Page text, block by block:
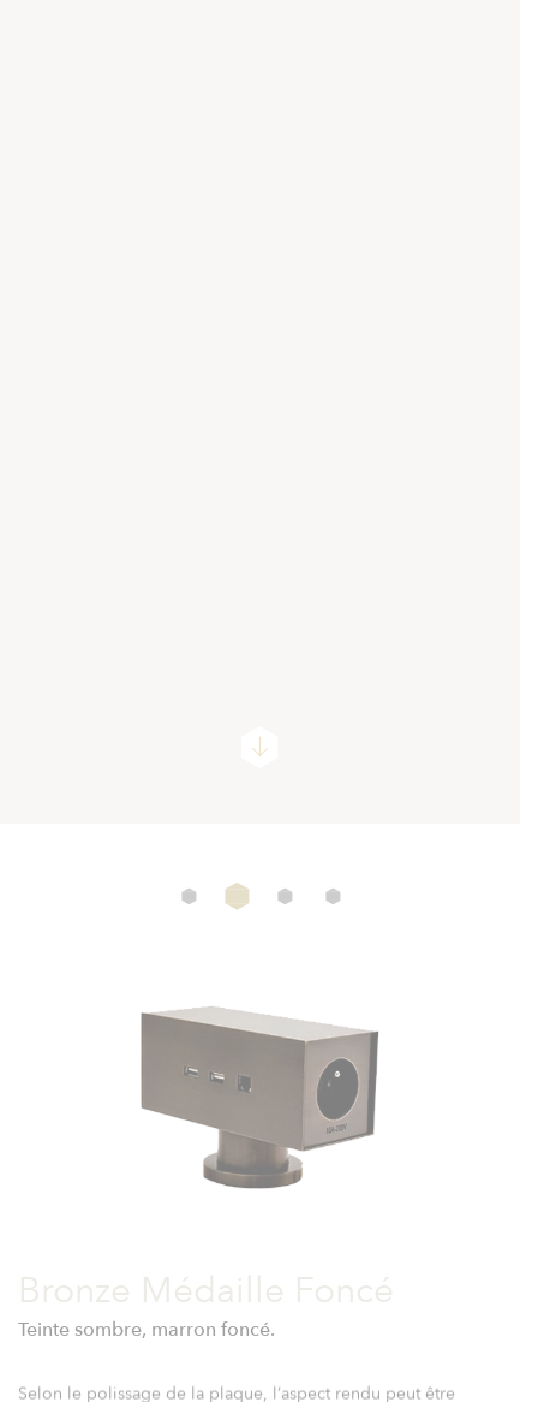
Bronze Médaille Foncé
Teinte sombre, marron foncé.
Selon le polissage de la plaque, l’aspect rendu peut être